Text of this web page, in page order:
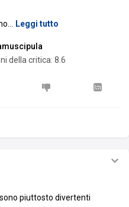
Leggi tutto
della critica: 8.6
piuttosto divertenti